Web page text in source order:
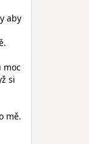
aby
moc
si
mě.